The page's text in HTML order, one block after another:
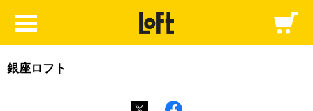
銀座ロフト